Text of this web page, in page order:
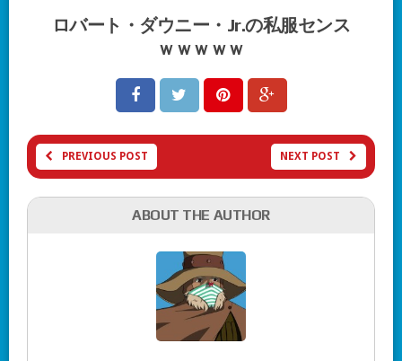
ロバート・ダウニー・Jr.の私服センス
ｗｗｗｗｗ
PREVIOUS POST NEXT POST
ABOUT THE AUTHOR